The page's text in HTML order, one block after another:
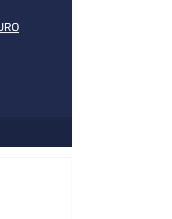
un nouveau mot de passe ?
mon compte ?